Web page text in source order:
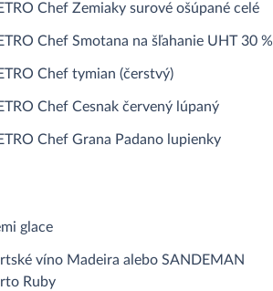
Chef Zemiaky surové ošúpané celé
Chef Smotana na šľahanie UHT 30 %
Chef tymian (čerstvý)
Chef Cesnak červený lúpaný
Chef Grana Padano lupienky
glace
víno Madeira alebo SANDEMAN
Ruby